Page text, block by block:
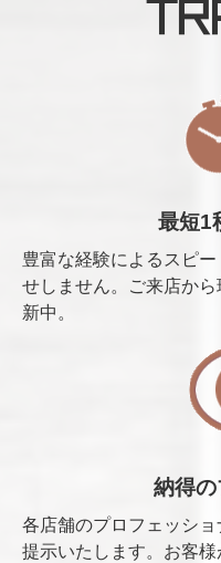
最短1
豊富な経験によるスピ
せしません。ご来店か
新中。
納得
各店舗のプロフェッシ
提示いたします。お客